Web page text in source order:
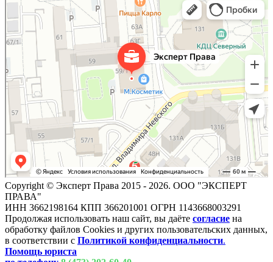
Copyright © Эксперт Права 2015 - 2026. ООО "ЭКСПЕРТ
ПРАВА"
ИНН 3662198164 КПП 366201001 ОГРН 1143668003291
Продолжая использовать наш сайт, вы даёте согласие на
обработку файлов Cookies и других пользовательских данных,
в соответствии с Политикой конфиденциальности.
Помощь юриста